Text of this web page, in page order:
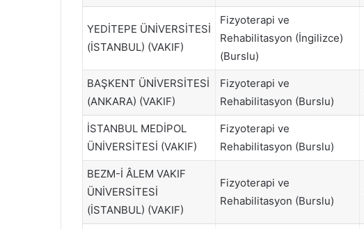
YEDİTEPE ÜNİVERSİTESİ
(İSTANBUL) (VAKIF)
Fizyoterapi ve
Rehabilitasyon (İngilizce)
(Burslu)
BAŞKENT ÜNİVERSİTESİ
(ANKARA) (VAKIF)
Fizyoterapi ve
Rehabilitasyon (Burslu)
İSTANBUL MEDİPOL
ÜNİVERSİTESİ (VAKIF)
Fizyoterapi ve
Rehabilitasyon (Burslu)
BEZM-İ ÂLEM VAKIF
ÜNİVERSİTESİ
(İSTANBUL) (VAKIF)
Fizyoterapi ve
Rehabilitasyon (Burslu)